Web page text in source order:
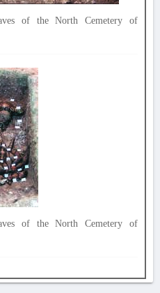
of the North Cemetery of
of the North Cemetery of